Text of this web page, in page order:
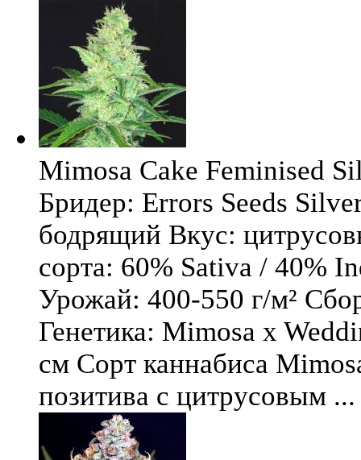
Mimosa Cake Feminised
Бридер: Errors Seeds
бодрящий Вкус:
сорта: 60% Sativa / 40%
Урожай: 400-550 г/м²
Генетика: Mimosa x
см Сорт каннабиса
позитива с цитрусовым ...